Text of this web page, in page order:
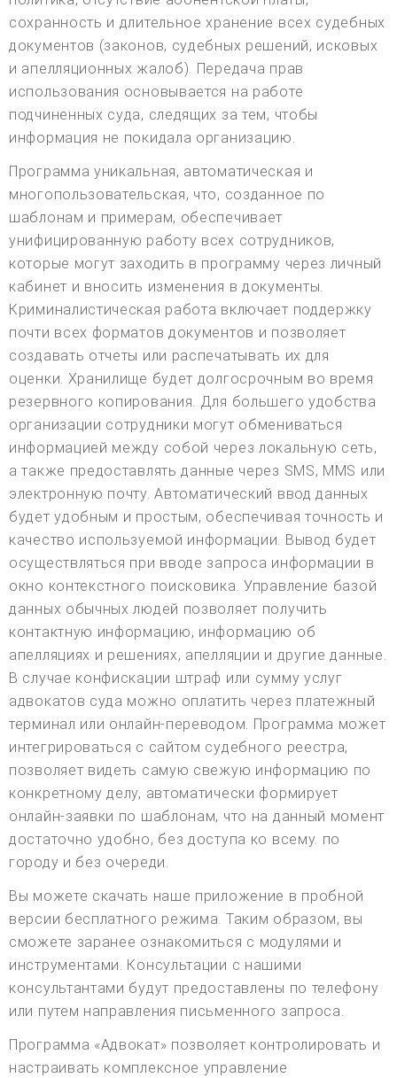
сохранность и длительное хранение всех судебных
документов (законов, судебных решений, исковых
и апелляционных жалоб). Передача прав
использования основывается на работе
подчиненных суда, следящих за тем, чтобы
информация не покидала организацию.
Программа уникальная, автоматическая и
многопользовательская, что, созданное по
шаблонам и примерам, обеспечивает
унифицированную работу всех сотрудников,
которые могут заходить в программу через личный
кабинет и вносить изменения в документы.
Криминалистическая работа включает поддержку
почти всех форматов документов и позволяет
создавать отчеты или распечатывать их для
оценки. Хранилище будет долгосрочным во время
резервного копирования. Для большего удобства
организации сотрудники могут обмениваться
информацией между собой через локальную сеть,
а также предоставлять данные через SMS, MMS или
электронную почту. Автоматический ввод данных
будет удобным и простым, обеспечивая точность и
качество используемой информации. Вывод будет
осуществляться при вводе запроса информации в
окно контекстного поисковика. Управление базой
данных обычных людей позволяет получить
контактную информацию, информацию об
апелляциях и решениях, апелляции и другие данные.
В случае конфискации штраф или сумму услуг
адвокатов суда можно оплатить через платежный
терминал или онлайн-переводом. Программа может
интегрироваться с сайтом судебного реестра,
позволяет видеть самую свежую информацию по
конкретному делу, автоматически формирует
онлайн-заявки по шаблонам, что на данный момент
достаточно удобно, без доступа ко всему. по
городу и без очереди.
Вы можете скачать наше приложение в пробной
версии бесплатного режима. Таким образом, вы
сможете заранее ознакомиться с модулями и
инструментами. Консультации с нашими
консультантами будут предоставлены по телефону
или путем направления письменного запроса.
Программа «Адвокат» позволяет контролировать и
настраивать комплексное управление